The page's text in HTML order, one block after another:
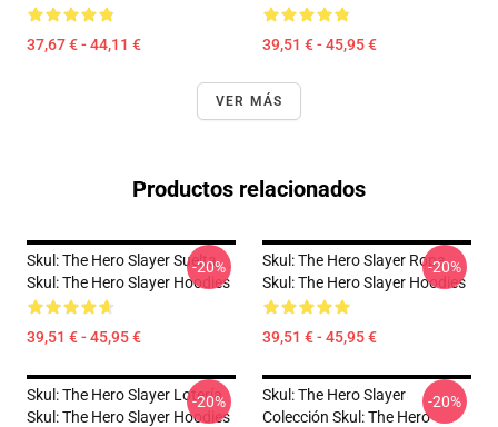
37,67 € - 44,11 € 39,51 € - 45,95 €
VER MÁS
Productos relacionados
Skul: The Hero Slayer Suelta
Skul: The Hero Slayer Hoodies
39,51 € - 45,95 €
-20%
Skul: The Hero Slayer Ropa
Skul: The Hero Slayer Hoodies
39,51 € - 45,95 €
-20%
Skul: The Hero Slayer Lotería
Skul: The Hero Slayer Hoodies
-20%
Skul: The Hero Slayer
Colección Skul: The Hero
-20%